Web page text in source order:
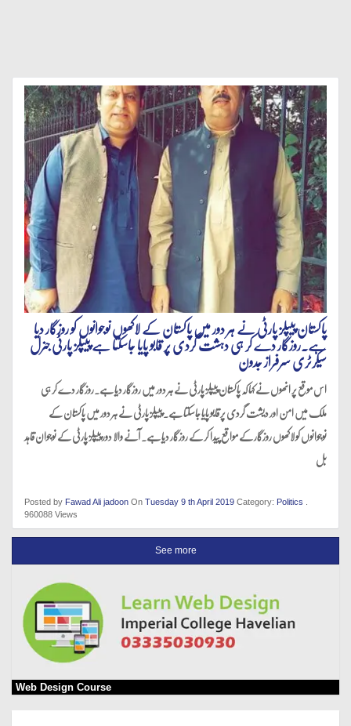
پاکستان پیپلز پارٹی نے ہر دور میں پاکستان کے لاکھوں نوجوانوں کو روزگار دیا
ہے.روزگار دے کر ہی دہشت گردی پر قابو پایا جاسکتا ہے پیپلز پارٹی جنرل
سیکرٹری سرفراز جدون
اس موقع پر انھوں نے کہا کہ پاکستان پیپلز پارٹی نے ہر دور میں روزگار دیا ہے.روزگار دے کر ہی
ملک میں امن اور دیشت گردی پر قابو پایا جاسکتا ہے. پیپلز پارٹی نے ہر دور میں پاکستان کے
نوجوانوں کو لاکھوں روزگار کے مواقع پیدا کر کے روزگار دیا ہے. آنے والا دور پیپلز پارٹی کے نوجوان قاہد
بل
Posted by Fawad Ali jadoon On Tuesday 9 th April 2019 Category: Politics
960088 Views
See more
Web Design Course